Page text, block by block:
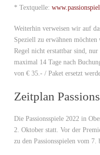
* Textquelle:
Weiterhin verweisen wir auf
Speziell zu erwähnen
Regel nicht erstattbar sind,
maximal 14 Tage nach
von € 35.- / Paket ersetzt
Zeitplan
Die Passionsspiele 2022 in
2. Oktober statt. Vor der
zu den Passionsspielen vom